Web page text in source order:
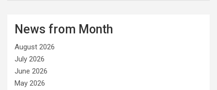
o
i
e
s
News from Month
August 2026
July 2026
June 2026
May 2026